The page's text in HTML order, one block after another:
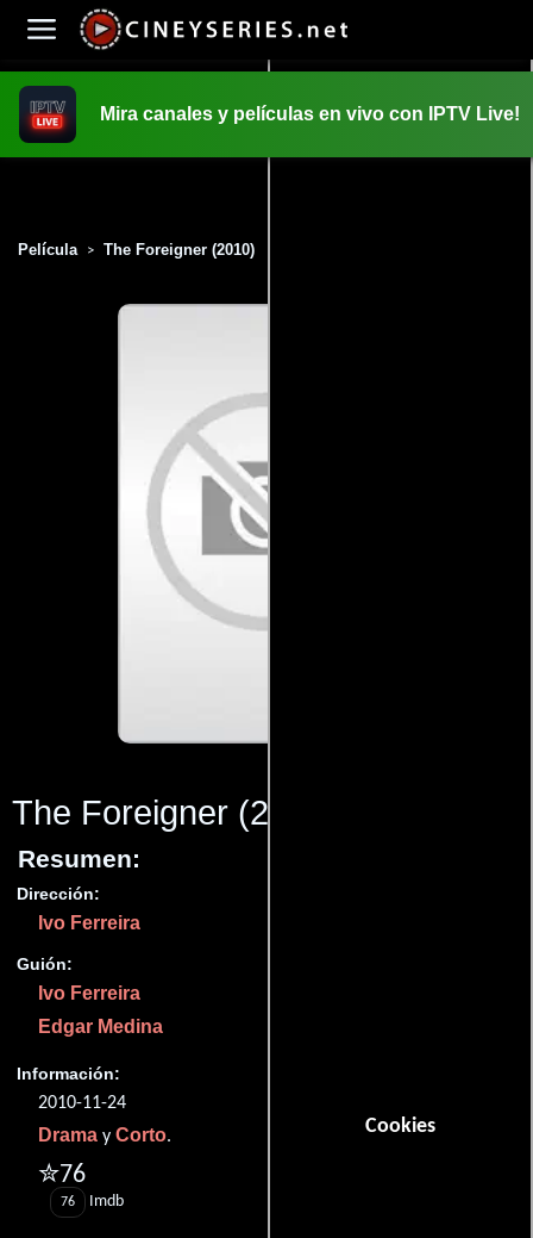
Cookies
Mira canales y películas en vivo con IPTV Live!
Película > The Foreigner (2010)
The Foreigner (2010)
Resumen:
Dirección:
Ivo Ferreira
Guión:
Ivo Ferreira
Edgar Medina
Información:
2010-11-24
Drama y Corto.
✮76
76 Imdb